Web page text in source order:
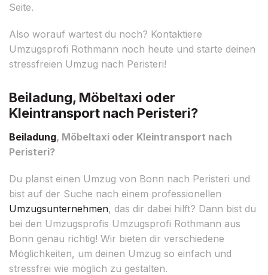
Seite.
Also worauf wartest du noch? Kontaktiere
Umzugsprofi Rothmann noch heute und starte deinen
stressfreien Umzug nach Peristeri!
Beiladung, Möbeltaxi oder
Kleintransport nach Peristeri?
Beiladung, Möbeltaxi oder Kleintransport nach
Peristeri?
Du planst einen Umzug von Bonn nach Peristeri und
bist auf der Suche nach einem professionellen
Umzugsunternehmen, das dir dabei hilft? Dann bist du
bei den Umzugsprofis Umzugsprofi Rothmann aus
Bonn genau richtig! Wir bieten dir verschiedene
Möglichkeiten, um deinen Umzug so einfach und
stressfrei wie möglich zu gestalten.